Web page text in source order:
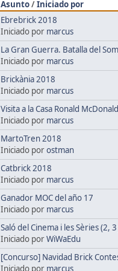
Asunto/Iniciado por
Ebrebrick 2018
Iniciado por marcus
La Gran Guerra. Batalla del
Iniciado por marcus
Brickània 2018
Iniciado por marcus
Visita a la Casa Ronald
Iniciado por marcus
MartoTren 2018
Iniciado porostman
Catbrick 2018
Iniciado por marcus
Ganador MOC del año 17
Iniciado por marcus
Saló del Cinema i les Sèries (2,
Iniciado porWiWaEdu
[Concurso] Navidad Brick
Iniciado por marcus